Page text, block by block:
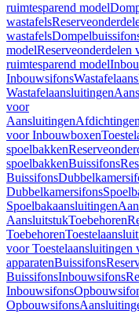
ruimtesparend model
wastafels
wastafels
modelReserveonderdelen
ruimtesparend model
Inbouwsifons
Wastafelaansluitingen
voor
AansluitingenAfdichtingen
voor Inbouwboxen
spoelbakken
spoelbakkenBuissifons
Buissifons
Dubbelkamersifons
Spoelbakaansluitingen
AansluitstukToebehoren
Toebehoren
voor Toestelaansluitingen
apparatenBuissifons
BuissifonsInbouwsifons
Inbouwsifons
Opbouwsifons